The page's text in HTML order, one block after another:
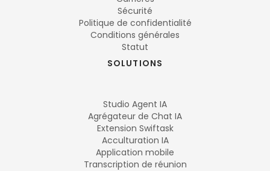
Sécurité
Politique de confidentialité
Conditions générales
Statut
SOLUTIONS
Studio Agent IA
Agrégateur de Chat IA
Extension Swiftask
Acculturation IA
Application mobile
Transcription de réunion